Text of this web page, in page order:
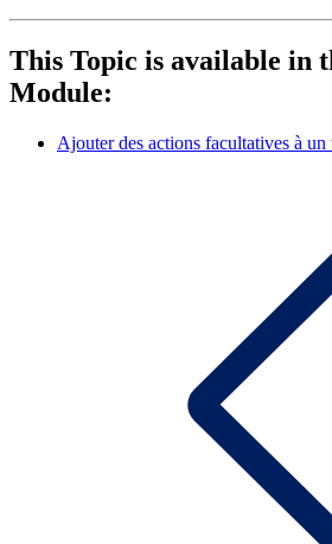
This Topic is available in
Module:
Ajouter des actions facultatives à